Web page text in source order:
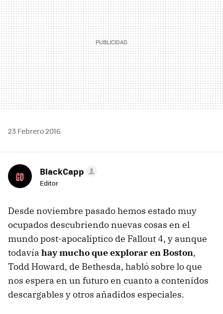
23 Febrero 2016
BlackCapp
Editor
Desde noviembre pasado hemos estado muy
ocupados descubriendo nuevas cosas en el
mundo post-apocalíptico de Fallout 4, y aunque
todavía hay mucho que explorar en Boston,
Todd Howard, de Bethesda, habló sobre lo que
nos espera en un futuro en cuanto a contenidos
descargables y otros añadidos especiales.